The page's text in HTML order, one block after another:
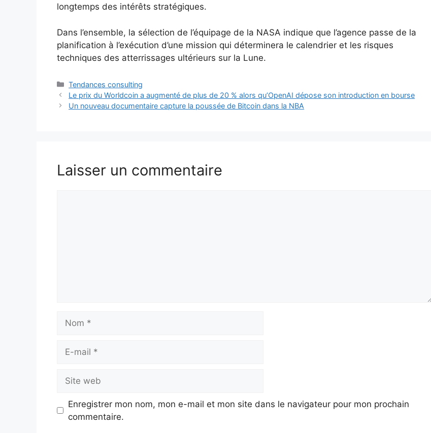
longtemps des intérêts stratégiques.
Dans l’ensemble, la sélection de l’équipage de la NASA indique que l’agence passe de la
planification à l’exécution d’une mission qui déterminera le calendrier et les risques
techniques des atterrissages ultérieurs sur la Lune.
Catégories
Tendances consulting
Le prix du Worldcoin a augmenté de plus de 20 % alors qu’OpenAI dépose son introduction en bourse
Un nouveau documentaire capture la poussée de Bitcoin dans la NBA
Laisser un commentaire
mail
web
Enregistrer mon nom, mon e-mail et mon site dans le navigateur pour mon prochain
commentaire.